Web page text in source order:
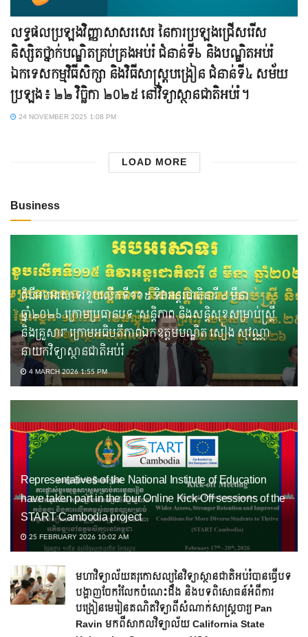
លទ្ធផលប្រឡងវិញ្ញាសាសរសេរ នៃការប្រឡងជ្រើសរើស
និស្សិតថ្នាក់បណ្ឌិតគ្រប់គ្រងអប់រំ ជំនាន់ទី៦ និងបណ្ឌិតអប់រំ
ឯកទេសកម្មវិធីសិក្សា និងវិធីសាស្ត្របង្រៀន ជំនាន់ទី៤ សម័យ
ប្រឡង៖ ២២ វិច្ឆិកា ២០២៥ នៅវិទ្យាស្ថានជាតិអប់រំ។
24 NOVEMBER 2025 1:08 PM
LOAD MORE
Business
ពិធីអបអរសាទរខួបលើកទី១១៥ ទិវាអន្តរជាតិនារី ៨ មីនា
ឆ្នាំ២០២៦ ក្រោមប្រធានបទ “សន្តិភាព និងសន្តិសុខសម្រាប់ស្ត្រី
និងគ្រួសារ” ក្រោមអធិបតីភាពឯកឧត្តមបណ្ឌិត សៀង សុវណ្ណា
នាយកវិទ្យាស្ថានជាតិអប់រំ
4 MARCH 2026 1:55 PM
Representatives of the National Institute of Education
have taken part in the four Online Kick-Off sessions of the
START Cambodia project
25 FEBRUARY 2026 10:02 AM
មហាវិទ្យាល័យគរុកោសល្យនៃវិទ្យាស្ថានជាតិអប់រំបានធ្វើបទ
បង្ហាញចែករំលែកចំណេះដឹង និងបទពិសោធន៍អំពីការ
បង្រៀនមេរៀនគណិតវិទ្យាពីសំណាក់សាស្ត្រចារ្យ Pan
Ravin មកពីសាកលវិទ្យាល័យ California State